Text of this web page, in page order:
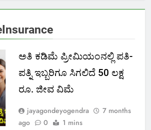
ಅತಿ ಕಡಿಮೆ ಪ್ರೀಮಿಯಂನಲ್ಲಿ ಪತಿ-
ಪತ್ನಿ ಇಬ್ಬರಿಗೂ ಸಿಗಲಿದೆ 50 ಲಕ್ಷ
ರೂ. ಜೀವ ವಿಮೆ
jayagondeyogendra
7 months
ago
0 1 mins